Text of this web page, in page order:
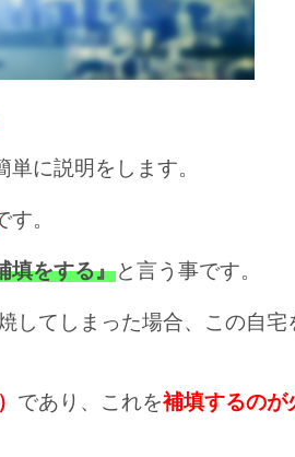
単に説明をします。
す。
填をする』と言う事です。
してしまった場合、この自宅
であり、これを補填するのが